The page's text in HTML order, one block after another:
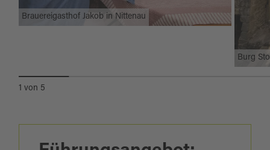
Brauereigasthof Jakob in Nittenau
Burg
1 von 5